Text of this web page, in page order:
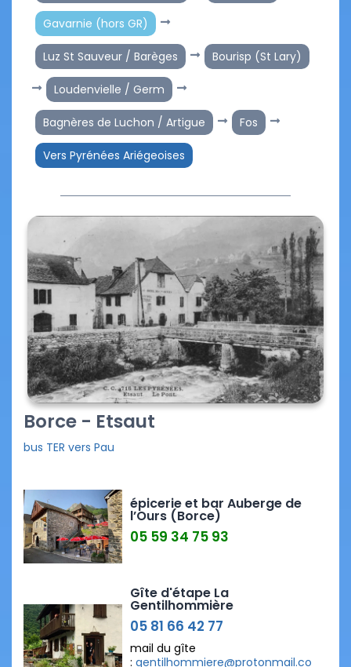
Gavarnie (hors GR)
Luz St Sauveur / Barèges Bourisp (St Lary)
Loudenvielle / Germ
Bagnères de Luchon / Artigue Fos
Vers Pyrénées Ariégeoises
Borce - Etsaut
bus TER vers Pau
épicerie et bar Auberge de
l’Ours (Borce)
05 59 34 75 93
Gîte d'étape La
Gentilhommière
05 81 66 42 77
mail du gîte
: gentilhommiere@protonmail.co